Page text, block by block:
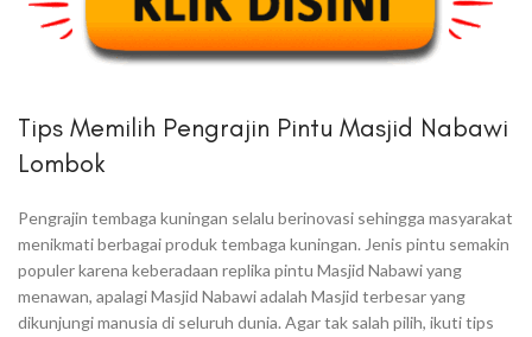
Tips Memilih Pengrajin Pintu Masjid Nabawi
Lombok
Pengrajin tembaga kuningan selalu berinovasi sehingga masyarakat
menikmati berbagai produk tembaga kuningan. Jenis pintu semakin
populer karena keberadaan replika pintu Masjid Nabawi yang
menawan, apalagi Masjid Nabawi adalah Masjid terbesar yang
dikunjungi manusia di seluruh dunia. Agar tak salah pilih, ikuti tips